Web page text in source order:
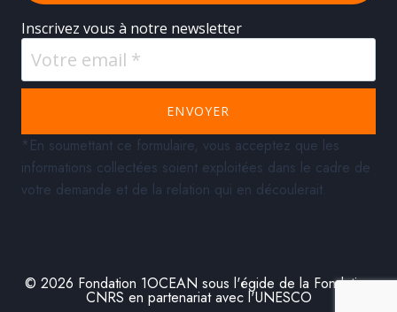
Inscrivez vous à notre newsletter
ENVOYER
*En soumettant ce formulaire, vous acceptez que les
informations collectées soient exploitées dans le cadre de
votre demande et de la relation qui en découlerait.
© 2026 Fondation 1OCEAN sous l'égide de la Fondation
CNRS en partenariat avec l'UNESCO